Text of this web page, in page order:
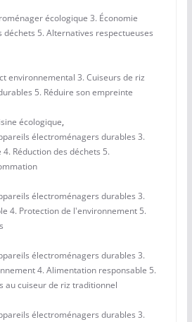
écologique 3. Économie
déchets 5. Alternatives respectueuses
environnemental 3. Cuiseurs de riz
5. Réduire son empreinte
écologique,
électroménagers durables 3.
Réduction des déchets 5.
électroménagers durables 3.
4. Protection de l'environnement 5.
électroménagers durables 3.
4. Alimentation responsable 5.
au cuiseur de riz traditionnel
électroménagers durables 3.